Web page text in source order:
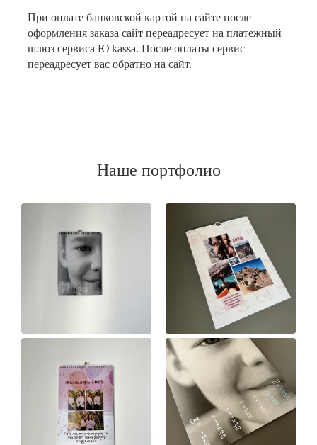
При оплате банковской картой на сайте после
оформления заказа сайт переадресует на платежный
шлюз сервиса Ю kassa. После оплаты сервис
переадресует вас обратно на сайт.
Наше портфолио